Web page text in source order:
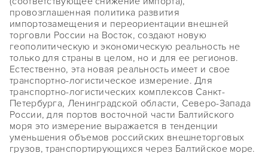
провозглашенная политика развития
импортозамещения и переориентации внешней
торговли России на Восток, создают новую
геополитическую и экономическую реальность не
только для страны в целом, но и для ее регионов.
Естественно, эта новая реальность имеет и свое
транспортно-логистическое измерение. Для
транспортно-логистических комплексов Санкт-
Петербурга, Ленинградской области, Северо-Запада
России, для портов восточной части Балтийского
моря это измерение выражается в тенденции
уменьшения объемов российских внешнеторговых
грузов, транспортирующихся через Балтийское море.